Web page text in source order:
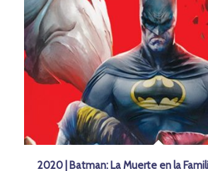
2020 | Batman: La Muerte en la